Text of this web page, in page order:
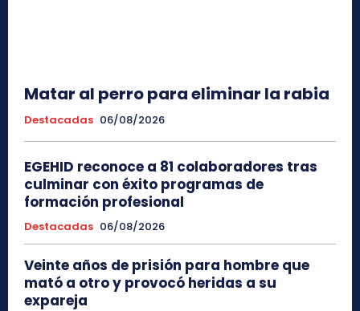
Matar al perro para eliminar la rabia
Destacadas 06/08/2026
EGEHID reconoce a 81 colaboradores tras
culminar con éxito programas de
formación profesional
Destacadas 06/08/2026
Veinte años de prisión para hombre que
mató a otro y provocó heridas a su
expareja